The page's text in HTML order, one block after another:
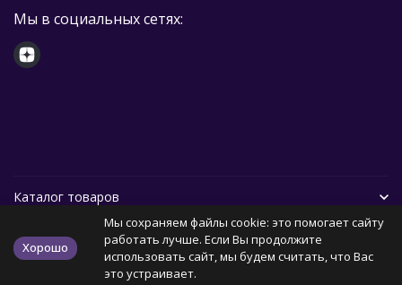
Мы в социальных сетях:
Каталог товаров
Помощь
Хорошо
Мы сохраняем файлы cookie: это помогает сайту
работать лучше. Если Вы продолжите
использовать сайт, мы будем считать, что Вас
это устраивает.